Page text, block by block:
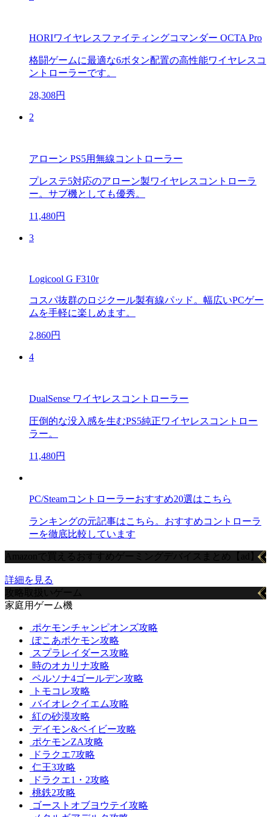
HORIワイヤレスファイティングコマンダー OCTA Pro
格闘ゲームに最適な6ボタン配置の高性能ワイヤレスコ
ントローラーです。
28,308円
2
アローン PS5用無線コントローラー
プレステ5対応のアローン製ワイヤレスコントローラ
ー。サブ機としても優秀。
11,480円
3
Logicool G F310r
コスパ抜群のロジクール製有線パッド。幅広いPCゲー
ムを手軽に楽しめます。
2,860円
4
DualSense ワイヤレスコントローラー
圧倒的な没入感を生むPS5純正ワイヤレスコントロー
ラー。
11,480円
PC/Steamコントローラーおすすめ20選はこちら
ランキングの元記事はこちら。おすすめコントローラ
ーを徹底比較しています
Amazonで買えるおすすめゲーミングデバイスまとめ【ad】
詳細を見る
攻略取扱いゲーム
家庭用ゲーム機
ポケモンチャンピオンズ攻略
ぽこあポケモン攻略
スプラレイダース攻略
時のオカリナ攻略
ペルソナ4ゴールデン攻略
トモコレ攻略
バイオレクイエム攻略
紅の砂漠攻略
デイモン&ベイビー攻略
ポケモンZA攻略
ドラクエ7攻略
仁王3攻略
ドラクエ1・2攻略
桃鉄2攻略
ゴーストオブヨウテイ攻略